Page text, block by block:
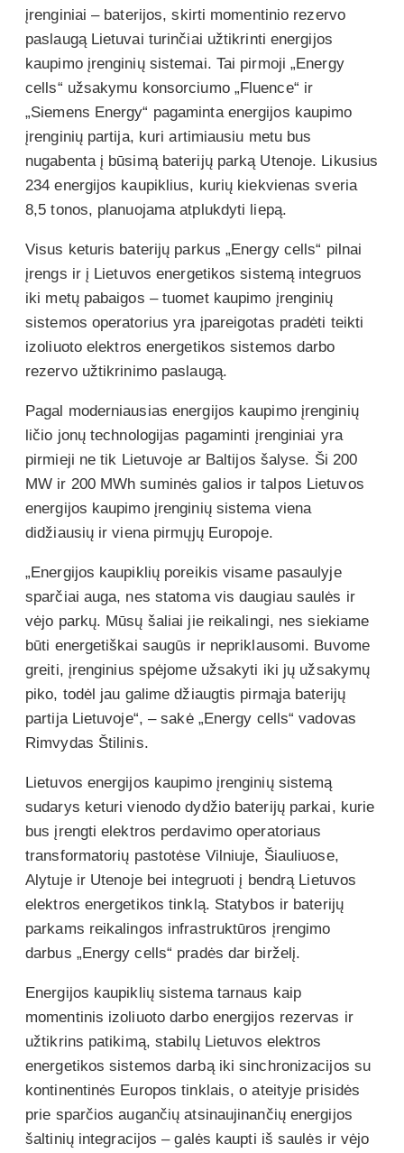
įrenginiai – baterijos, skirti momentinio rezervo
paslaugą Lietuvai turinčiai užtikrinti energijos
kaupimo įrenginių sistemai. Tai pirmoji „Energy
cells“ užsakymu konsorciumo „Fluence“ ir
„Siemens Energy“ pagaminta energijos kaupimo
įrenginių partija, kuri artimiausiu metu bus
nugabenta į būsimą baterijų parką Utenoje. Likusius
234 energijos kaupiklius, kurių kiekvienas sveria
8,5 tonos, planuojama atplukdyti liepą.
Visus keturis baterijų parkus „Energy cells“ pilnai
įrengs ir į Lietuvos energetikos sistemą integruos
iki metų pabaigos – tuomet kaupimo įrenginių
sistemos operatorius yra įpareigotas pradėti teikti
izoliuoto elektros energetikos sistemos darbo
rezervo užtikrinimo paslaugą.
Pagal moderniausias energijos kaupimo įrenginių
ličio jonų technologijas pagaminti įrenginiai yra
pirmieji ne tik Lietuvoje ar Baltijos šalyse. Ši 200
MW ir 200 MWh suminės galios ir talpos Lietuvos
energijos kaupimo įrenginių sistema viena
didžiausių ir viena pirmųjų Europoje.
„Energijos kaupiklių poreikis visame pasaulyje
sparčiai auga, nes statoma vis daugiau saulės ir
vėjo parkų. Mūsų šaliai jie reikalingi, nes siekiame
būti energetiškai saugūs ir nepriklausomi. Buvome
greiti, įrenginius spėjome užsakyti iki jų užsakymų
piko, todėl jau galime džiaugtis pirmąja baterijų
partija Lietuvoje“, – sakė „Energy cells“ vadovas
Rimvydas Štilinis.
Lietuvos energijos kaupimo įrenginių sistemą
sudarys keturi vienodo dydžio baterijų parkai, kurie
bus įrengti elektros perdavimo operatoriaus
transformatorių pastotėse Vilniuje, Šiauliuose,
Alytuje ir Utenoje bei integruoti į bendrą Lietuvos
elektros energetikos tinklą. Statybos ir baterijų
parkams reikalingos infrastruktūros įrengimo
darbus „Energy cells“ pradės dar birželį.
Energijos kaupiklių sistema tarnaus kaip
momentinis izoliuoto darbo energijos rezervas ir
užtikrins patikimą, stabilų Lietuvos elektros
energetikos sistemos darbą iki sinchronizacijos su
kontinentinės Europos tinklais, o ateityje prisidės
prie sparčios augančių atsinaujinančių energijos
šaltinių integracijos – galės kaupti iš saulės ir vėjo